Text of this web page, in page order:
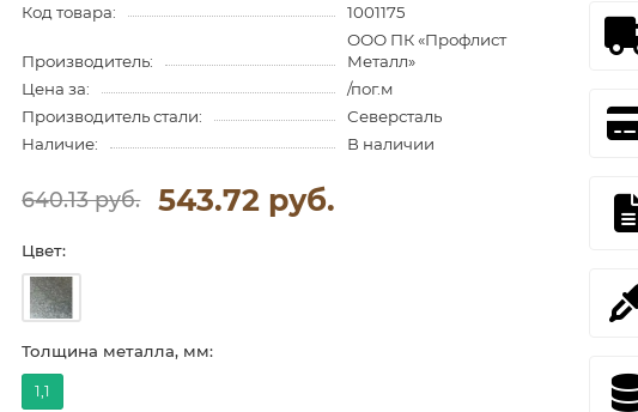
Код товара: 1001175
Производитель:
ООО ПК «Профлист
Металл»
Цена за:
/пог.м
Производитель стали:
Северсталь
Наличие:
В наличии
640.13 руб. 543.72 руб.
Цвет:
Толщина металла, мм:
1,1